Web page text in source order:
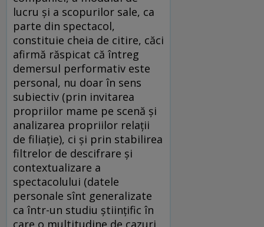
lucru şi a scopurilor sale, ca
parte din spectacol,
constituie cheia de citire, căci
afirmă răspicat că întreg
demersul performativ este
personal, nu doar în sens
subiectiv (prin invitarea
propriilor mame pe scenă şi
analizarea propriilor relaţii
de filiaţie), ci şi prin stabilirea
filtrelor de descifrare şi
contextualizare a
spectacolului (datele
personale sînt generalizate
ca într-un studiu ştiinţific în
care o multitudine de cazuri